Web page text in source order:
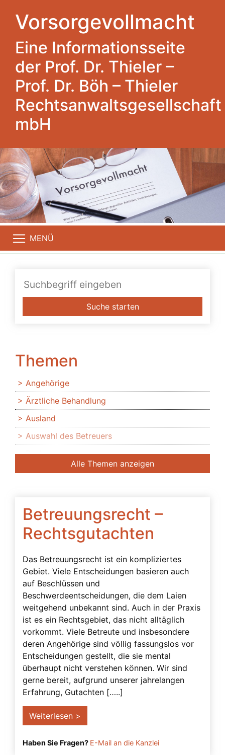
Vorsorgevollmacht
Eine Informationsseite
der Prof. Dr. Thieler –
Prof. Dr. Böh – Thieler
Rechtsanwaltsgesellschaft
mbH
MENÜ
Suche starten
Betreuungsrecht –
Rechtsgutachten
Das Betreuungsrecht ist ein kompliziertes
Gebiet. Viele Entscheidungen basieren auch
auf Beschlüssen und
Beschwerdeentscheidungen, die dem Laien
weitgehend unbekannt sind. Auch in der Praxis
ist es ein Rechtsgebiet, das nicht alltäglich
vorkommt. Viele Betreute und insbesondere
deren Angehörige sind völlig fassungslos vor
Entscheidungen gestellt, die sie mental
überhaupt nicht verstehen können. Wir sind
gerne bereit, aufgrund unserer jahrelangen
Erfahrung, Gutachten […..]
Weiterlesen >
Haben Sie Fragen? E-Mail an die Kanzlei
Themen
Angehörige
Ärztliche Behandlung
Ausland
Auswahl des Betreuers
Banken
Bedingte Vollmacht
Beglaubigung
Beratung des Bevollmächtigten durch das
Betreuungsgericht
Beschwerdebefugnis
Besuchsverbot
Beteiligte
Betreuerbestellung
Betreuervergütung
Betreuung
Betreuung in Österreich
Betreuung trotz Vollmacht
Betreuungsbedarf
Betreuungsverfügung
Bindungswirkung einer Vollmacht
Alle Themen anzeigen